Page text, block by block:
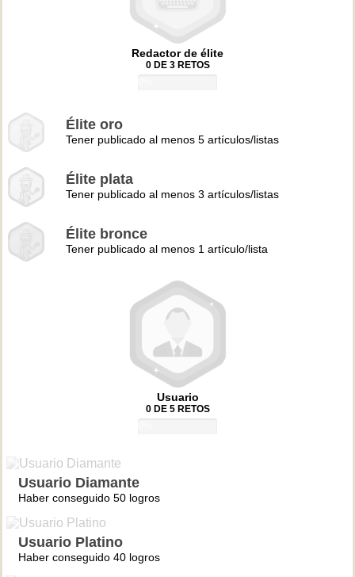
Redactor de élite
0 DE 3 RETOS
Élite oro
Tener publicado al menos 5 artículos/listas
Élite plata
Tener publicado al menos 3 artículos/listas
Élite bronce
Tener publicado al menos 1 artículo/lista
Usuario
0 DE 5 RETOS
Usuario Diamante
Haber conseguido 50 logros
Usuario Platino
Haber conseguido 40 logros